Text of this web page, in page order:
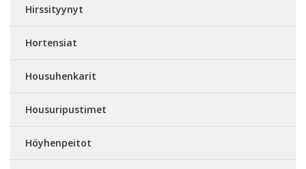
Hirssityynyt
Hortensiat
Housuhenkarit
Housuripustimet
Höyhenpeitot